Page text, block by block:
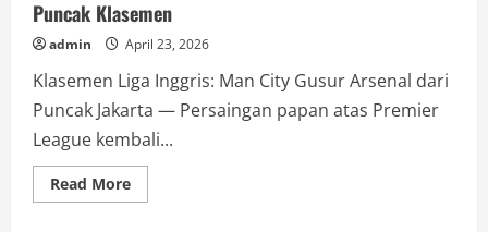
Puncak Klasemen
admin April 23, 2026
Klasemen Liga Inggris: Man City Gusur Arsenal dari
Puncak Jakarta — Persaingan papan atas Premier
League kembali...
Read MoreRead
more